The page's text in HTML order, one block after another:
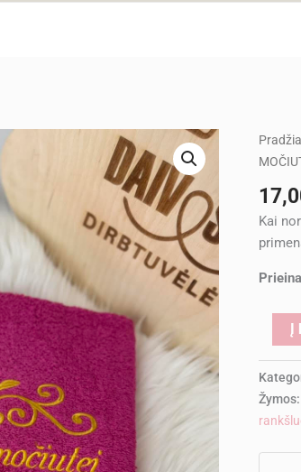
Pradžia
Kai
kiekis:
Į
Žymos: